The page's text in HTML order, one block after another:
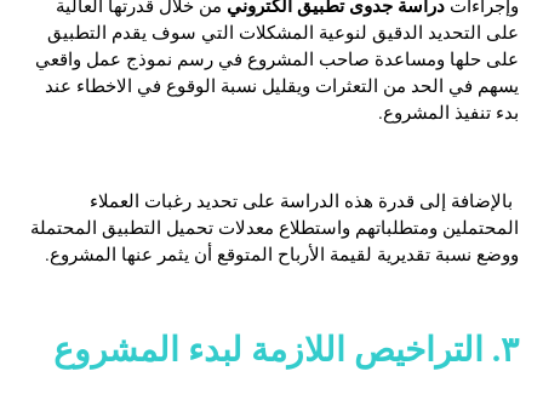
وإجراءات
من خلال قدرتها العالية
على التحديد الدقيق لنوعية المشكلات التي سوف يقدم التطبيق
على حلها ومساعدة صاحب المشروع في رسم نموذج عمل واقعي
يسهم في الحد من التعثرات ويقليل نسبة الوقوع في الاخطاء عند
بدء تنفيذ المشروع.
بالإضافة إلى قدرة هذه الدراسة على تحديد رغبات العملاء
المحتملين ومتطلباتهم واستطلاع معدلات تحميل التطبيق المحتملة
ووضع نسبة تقديرية لقيمة الأرباح المتوقع أن يثمر عنها المشروع.
٣. التراخيص اللازمة لبدء المشروع